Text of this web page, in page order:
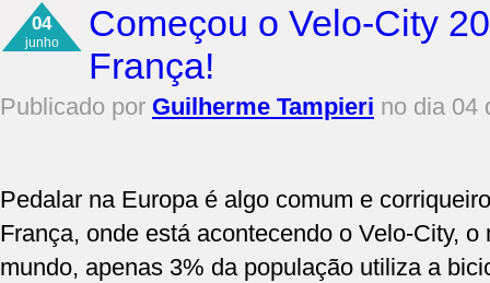
04
junho
Começou o Velo-City
França!
Publicado por Guilherme Tampieri no dia 04
Pedalar na Europa é algo comum e
França, onde está acontecendo o Velo-City,
mundo, apenas 3% da população utiliza a